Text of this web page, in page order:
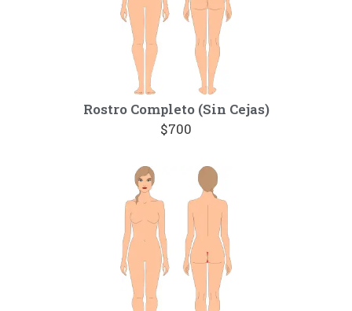
Rostro Completo (Sin Cejas)
$700